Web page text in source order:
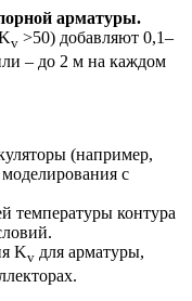
арматуры.
v >50) добавляют 0,1–
– до 2 м на каждом
(например,
с
температуры контура
Kv для арматуры,